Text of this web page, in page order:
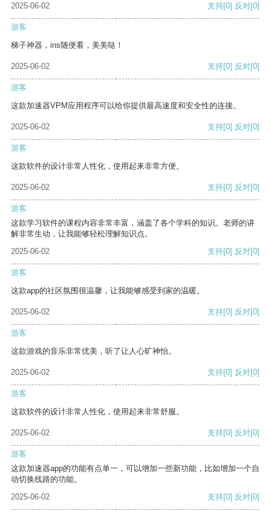
2025-06-02 支持[0] 反对[0]
游客
梯子神器，ins随便看，美美哒！
2025-06-02 支持[0] 反对[0]
游客
这款加速器VPM应用程序可以给你提供最高速度和安全性的连接。
2025-06-02 支持[0] 反对[0]
游客
这款软件的设计非常人性化，使用起来非常方便。
2025-06-02 支持[0] 反对[0]
游客
这款学习软件的课程内容非常丰富，涵盖了各个学科的知识。老师的讲
解非常生动，让我能够轻松理解知识点。
2025-06-02
支持[0] 反对[0]
游客
这款app的社区氛围很温馨，让我能够感受到家的温暖。
2025-06-02 支持[0] 反对[0]
游客
这款游戏的音乐非常优美，听了让人心旷神怡。
2025-06-02 支持[0] 反对[0]
游客
这款软件的设计非常人性化，使用起来非常舒服。
2025-06-02 支持[0] 反对[0]
游客
这款加速器app的功能有点单一，可以增加一些新功能，比如增加一个自
动切换线路的功能。
2025-06-02
支持[0] 反对[0]